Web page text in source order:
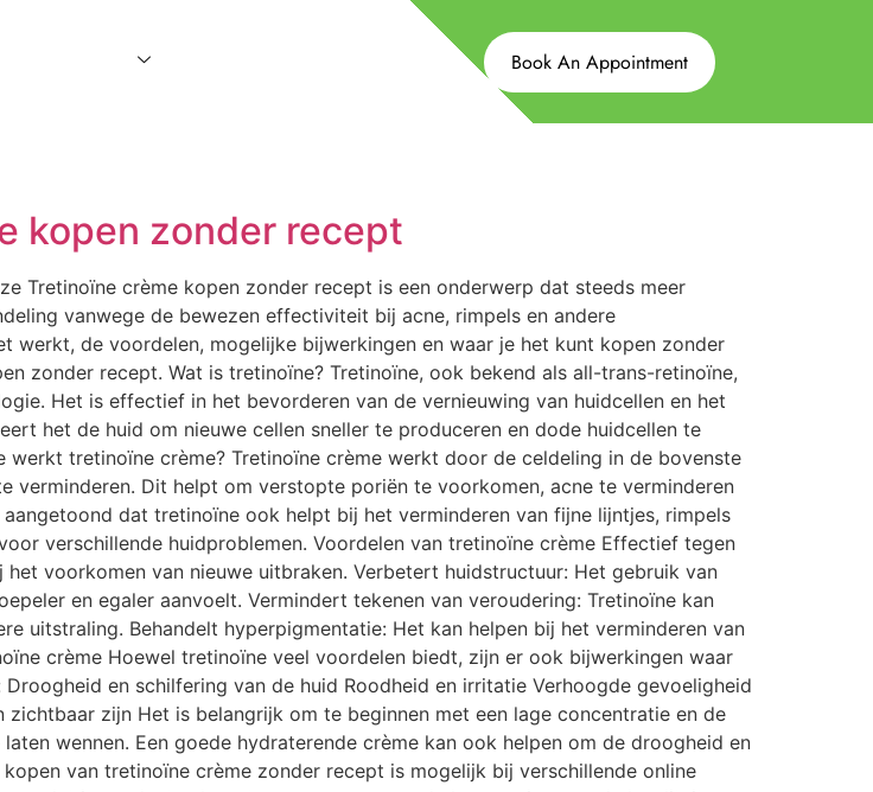
Book An Appointment
kopen zonder recept
Tretinoïne crème kopen zonder recept is een onderwerp dat steeds meer
vanwege de bewezen effectiviteit bij acne, rimpels en andere
werkt, de voordelen, mogelijke bijwerkingen en waar je het kunt kopen zonder
zonder recept. Wat is tretinoïne? Tretinoïne, ook bekend als all-trans-retinoïne,
Het is effectief in het bevorderen van de vernieuwing van huidcellen en het
het de huid om nieuwe cellen sneller te produceren en dode huidcellen te
tretinoïne crème? Tretinoïne crème werkt door de celdeling in de bovenste
verminderen. Dit helpt om verstopte poriën te voorkomen, acne te verminderen
dat tretinoïne ook helpt bij het verminderen van fijne lijntjes, rimpels
verschillende huidproblemen. Voordelen van tretinoïne crème Effectief tegen
voorkomen van nieuwe uitbraken. Verbetert huidstructuur: Het gebruik van
en egaler aanvoelt. Vermindert tekenen van veroudering: Tretinoïne kan
uitstraling. Behandelt hyperpigmentatie: Het kan helpen bij het verminderen van
crème Hoewel tretinoïne veel voordelen biedt, zijn er ook bijwerkingen waar
en schilfering van de huid Roodheid en irritatie Verhoogde gevoeligheid
zijn Het is belangrijk om te beginnen met een lage concentratie en de
wennen. Een goede hydraterende crème kan ook helpen om de droogheid en
van tretinoïne crème zonder recept is mogelijk bij verschillende online